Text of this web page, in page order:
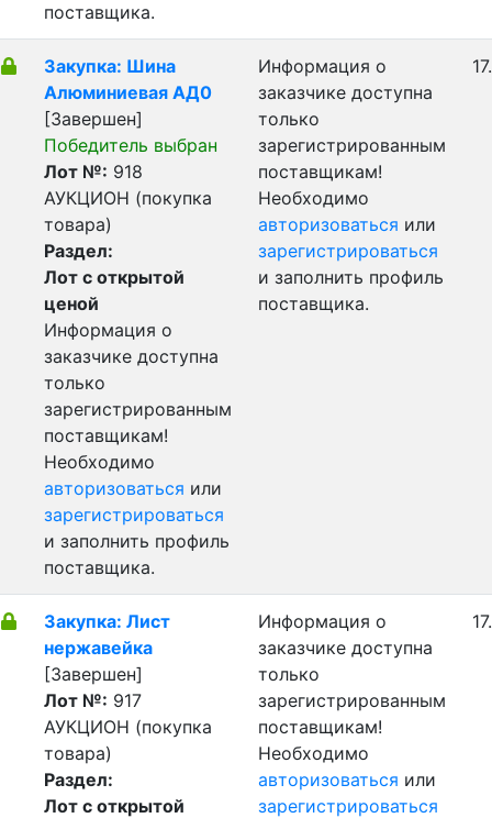
поставщика.
Закупка: Шина
Алюминиевая АД0
[Завершен]
Победитель выбран
Лот №: 918
АУКЦИОН (покупка
товара)
Раздел:
Лот с открытой
ценой
Информация о
заказчике доступна
только
зарегистрированным
поставщикам!
Необходимо
авторизоваться или
зарегистрироваться
и заполнить профиль
поставщика.
Информация о
заказчике доступна
только
зарегистрированным
поставщикам!
Необходимо
авторизоваться или
зарегистрироваться
и заполнить профиль
поставщика.
Закупка: Лист
нержавейка
[Завершен]
Лот №: 917
АУКЦИОН (покупка
товара)
Раздел:
Лот с открытой
Информация о
заказчике доступна
только
зарегистрированным
поставщикам!
Необходимо
авторизоваться или
зарегистрироваться